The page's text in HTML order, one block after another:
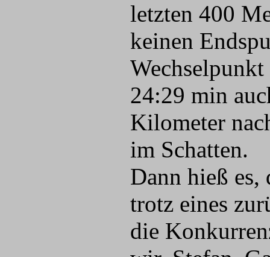
letzten 400
keinen
Wechselpunkt
24:29 min
Kilometer
im Schatten.
Dann hieß es,
trotz eines
die